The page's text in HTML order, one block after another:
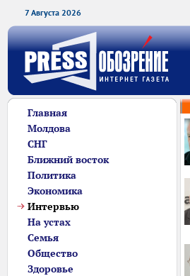
7 Августа 2026
Главная
Молдова
СНГ
Ближний восток
Политика
Экономика
Интервью
На устах
Семья
Общество
Здоровье